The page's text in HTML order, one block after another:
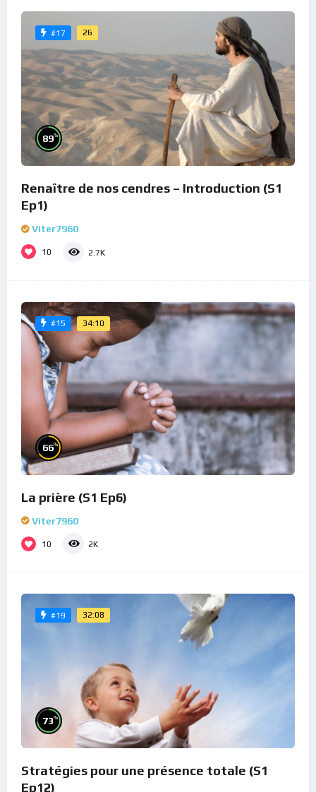
#17 26
89%
Renaître de nos cendres – Introduction (S1
Ep1)
Viter7960
10 2.7K
#15 34:10
66%
La prière (S1 Ep6)
Viter7960
10 2K
#19 32:08
73%
Stratégies pour une présence totale (S1
Ep12)